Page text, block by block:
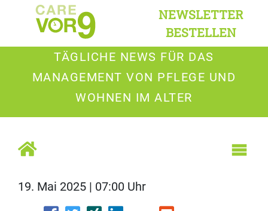
NEWSLETTER
BESTELLEN
TÄGLICHE NEWS FÜR DAS
MANAGEMENT VON PFLEGE UND
WOHNEN IM ALTER
19. Mai 2025 | 07:00 Uhr